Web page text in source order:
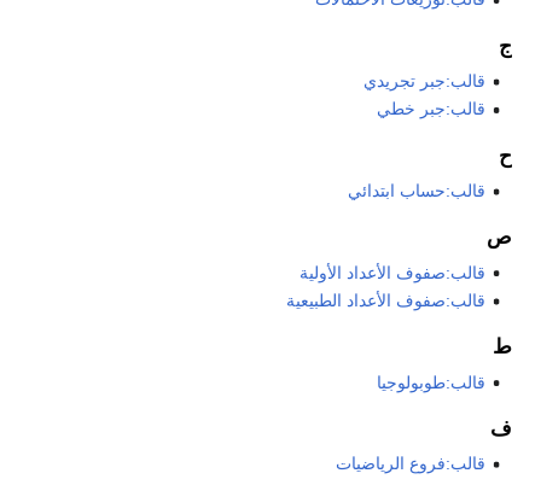
ج
قالب:جبر تجريدي
قالب:جبر خطي
ح
قالب:حساب ابتدائي
ص
قالب:صفوف الأعداد الأولية
قالب:صفوف الأعداد الطبيعية
ط
قالب:طوبولوجيا
ف
قالب:فروع الرياضيات